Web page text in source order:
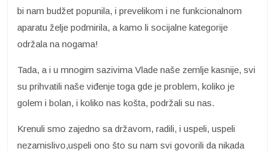
bi nam budžet popunila, i prevelikom i ne funkcionalnom
aparatu želje podmirila, a kamo li socijalne kategorije
održala na nogama!
Tada, a i u mnogim sazivima Vlade naše zemlje kasnije, svi
su prihvatili naše viđenje toga gde je problem, koliko je
golem i bolan, i koliko nas košta, podržali su nas.
Krenuli smo zajedno sa državom, radili, i uspeli, uspeli
nezamislivo,uspeli ono što su nam svi govorili da nikada